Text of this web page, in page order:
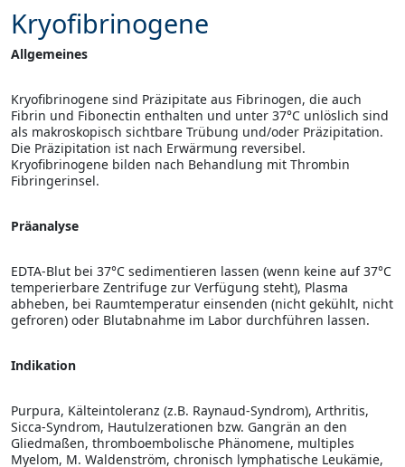
Kryofibrinogene
Allgemeines
Kryofibrinogene sind Präzipitate aus Fibrinogen, die auch
Fibrin und Fibonectin enthalten und unter 37°C unlöslich sind
als makroskopisch sichtbare Trübung und/oder Präzipitation.
Die Präzipitation ist nach Erwärmung reversibel.
Kryofibrinogene bilden nach Behandlung mit Thrombin
Fibringerinsel.
Präanalyse
EDTA-Blut bei 37°C sedimentieren lassen (wenn keine auf 37°C
temperierbare Zentrifuge zur Verfügung steht), Plasma
abheben, bei Raumtemperatur einsenden (nicht gekühlt, nicht
gefroren) oder Blutabnahme im Labor durchführen lassen.
Indikation
Purpura, Kälteintoleranz (z.B. Raynaud-Syndrom), Arthritis,
Sicca-Syndrom, Hautulzerationen bzw. Gangrän an den
Gliedmaßen, thromboembolische Phänomene, multiples
Myelom, M. Waldenström, chronisch lymphatische Leukämie,